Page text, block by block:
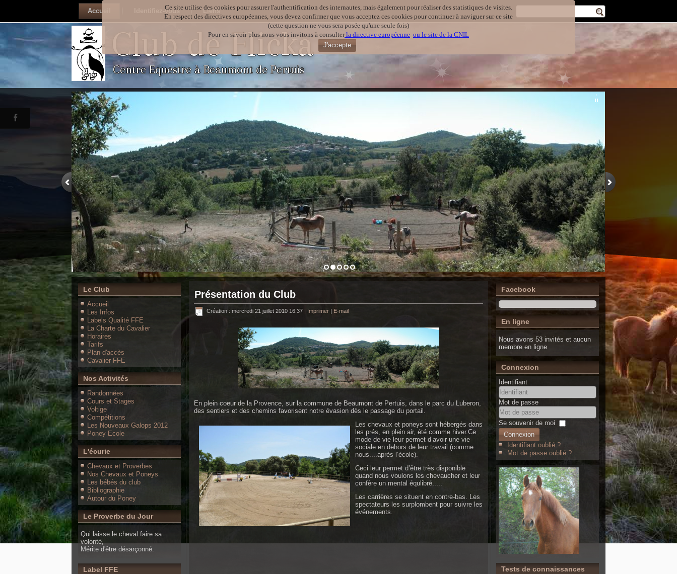
Ce site utilise des cookies pour assurer l'authentification des internautes, mais également pour réaliser des statistiques de visites.
En respect des directives européennes, vous devez confirmer que vous acceptez ces cookies pour continuer à naviguer sur ce site
(cette question ne vous sera posée qu'une seule fois)
Pour en savoir plus nous vous invitons à consulterla directive européenne ou le site de la CNIL
J'accepte
Club de Flicka
Centre Equestre à Beaumont de Pertuis
Accueil Identifiez-vous Liens
Le Club
Accueil
Les Infos
Labels Qualité FFE
La Charte du Cavalier
Horaires
Tarifs
Plan d'accès
Cavalier FFE
Nos Activités
Randonnées
Cours et Stages
Voltige
Compétitions
Les Nouveaux Galops 2012
Poney Ecole
L'écurie
Chevaux et Proverbes
Nos Chevaux et Poneys
Les bébés du club
Bibliographie
Autour du Poney
Le Proverbe du Jour
Qui laisse le cheval faire sa
volonté,
Mérite d'être désarçonné.
Label FFE
Présentation du Club
Création : mercredi 21 juillet 2010 16:37 | Imprimer | E-mail
En plein coeur de la Provence, sur la commune de Beaumont de Pertuis, dans le parc du Luberon,
des sentiers et des chemins favorisent notre évasion dès le passage du portail.
Les chevaux et poneys sont hébergés dans
les prés, en plein air, été comme hiver.Ce
mode de vie leur permet d’avoir une vie
sociale en dehors de leur travail.(comme
nous....après l’école).
Ceci leur permet d’être très disponible
quand nous voulons les chevaucher et leur
confère un mental équlibré.....
Les carrières se situent en contre-bas. Les
spectateurs les surplombent pour suivre les
événements.
Facebook
En ligne
Nous avons 53 invités et aucun
membre en ligne
Connexion
Identifiant
Mot de passe
Se souvenir de moi
Connexion
Identifiant oublié ?
Mot de passe oublié ?
Tests de connaissances